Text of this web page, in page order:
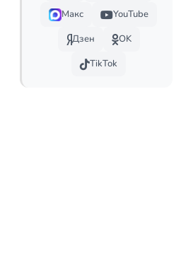
Макс
YouTube
Дзен
OK
TikTok